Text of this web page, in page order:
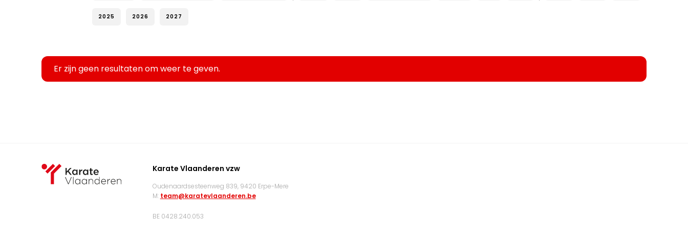
2025 2026 2027
Er zijn geen resultaten om weer te geven.
Karate Vlaanderen vzw
Oudenaardsesteenweg 839, 9420 Erpe-Mere
M: team@karatevlaanderen.be
BE 0428.240.053